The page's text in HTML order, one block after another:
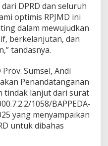
DPRD dan seluruh
optimis RPJMD ini
dalam mewujudkan
berkelanjutan, dan
tandasnya.
Sumsel, Andi
Penandatanganan
tindak lanjut dari surat
1058/BAPPEDA-
yang menyampaikan
untuk dibahas